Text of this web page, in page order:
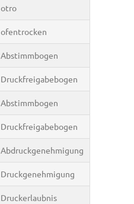
otro
ofentrocken
Abstimmbogen
Druckfreigabebogen
Abstimmbogen
Druckfreigabebogen
Abdruckgenehmigung
Druckgenehmigung
Druckerlaubnis